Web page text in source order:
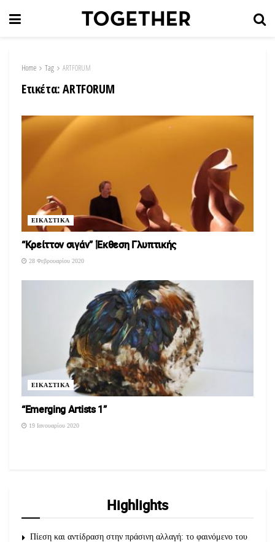
Home Tag ARTFORUM
Ετικέτα:ARTFORUM
ΕΙΚΑΣΤΙΚΑ
“Κρείττον σιγάν” |Έκθεση Γλυπτικής
28 Φεβρουαρίου 2020
ΕΙΚΑΣΤΙΚΑ
“Emerging Artists 1”
19 Ιανουαρίου 2020
Highlights
Πίεση και αντίδραση στην πράσινη αλλαγή: το φαινόμενο του